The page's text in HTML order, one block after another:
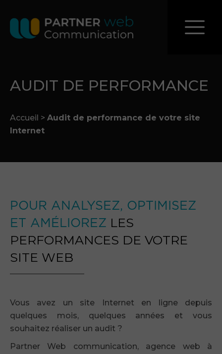
AUDIT DE PERFORMANCE
Accueil > Audit de performance de votre site
Internet
POUR ANALYSEZ, OPTIMISEZ
ET AMÉLIOREZ LES
PERFORMANCES DE VOTRE
SITE WEB
Vous avez un site Internet en ligne depuis
quelques mois, quelques années et vous
souhaitez réaliser un audit ?
Partner Web communication, agence web à